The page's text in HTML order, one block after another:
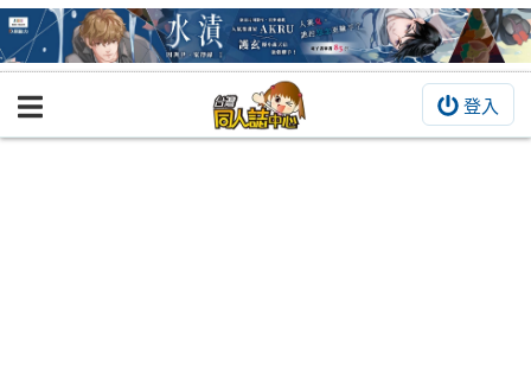
登入
BOOKY書集倉庫